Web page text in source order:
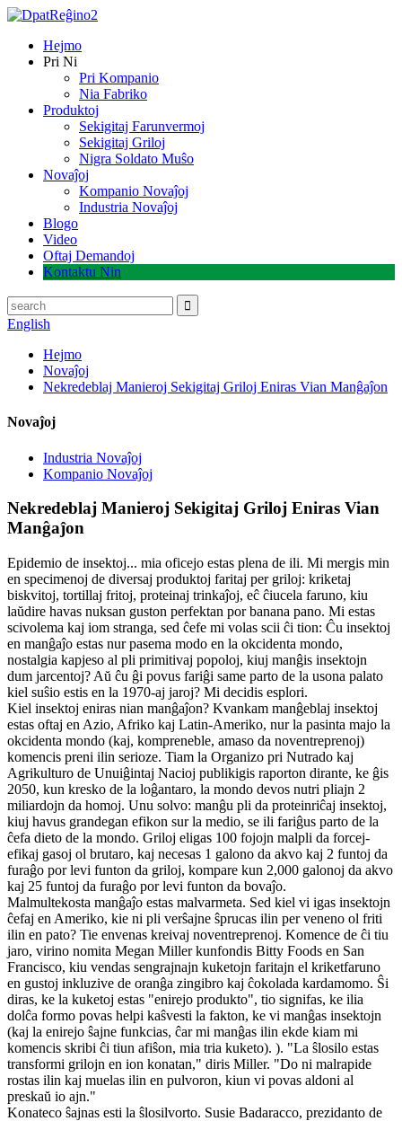
Hejmo
Pri Ni
Pri Kompanio
Nia Fabriko
Produktoj
Sekigitaj Farunvermoj
Sekigitaj Griloj
Nigra Soldato Muŝo
Novaĵoj
Kompanio Novaĵoj
Industria Novaĵoj
Blogo
Video
Oftaj Demandoj
Kontaktu Nin
English
Hejmo
Novaĵoj
Nekredeblaj Manieroj Sekigitaj Griloj Eniras Vian Manĝaĵon
Novaĵoj
Industria Novaĵoj
Kompanio Novaĵoj
Nekredeblaj Manieroj Sekigitaj Griloj Eniras Vian
Manĝaĵon
Epidemio de insektoj... mia oficejo estas plena de ili. Mi mergis min
en specimenoj de diversaj produktoj faritaj per griloj: kriketaj
biskvitoj, tortillaj fritoj, proteinaj trinkaĵoj, eĉ ĉiucela faruno, kiu
laŭdire havas nuksan guston perfektan por banana pano. Mi estas
scivolema kaj iom stranga, sed ĉefe mi volas scii ĉi tion: Ĉu insektoj
en manĝaĵo estas nur pasema modo en la okcidenta mondo,
nostalgia kapjeso al pli primitivaj popoloj, kiuj manĝis insektojn
dum jarcentoj? Aŭ ĉu ĝi povus fariĝi same parto de la usona palato
kiel suŝio estis en la 1970-aj jaroj? Mi decidis esplori.
Kiel insektoj eniras nian manĝaĵon? Kvankam manĝeblaj insektoj
estas oftaj en Azio, Afriko kaj Latin-Ameriko, nur la pasinta majo la
okcidenta mondo (kaj, kompreneble, amaso da noventreprenoj)
komencis preni ilin serioze. Tiam la Organizo pri Nutrado kaj
Agrikulturo de Unuiĝintaj Nacioj publikigis raporton dirante, ke ĝis
2050, kun kresko de la loĝantaro, la mondo devos nutri pliajn 2
miliardojn da homoj. Unu solvo: manĝu pli da proteinriĉaj insektoj,
kiuj havus grandegan efikon sur la medio, se ili fariĝus parto de la
ĉefa dieto de la mondo. Griloj eligas 100 fojojn malpli da forcej-
efikaj gasoj ol brutaro, kaj necesas 1 galono da akvo kaj 2 funtoj da
furaĝo por levi funton da griloj, kompare kun 2,000 galonoj da akvo
kaj 25 funtoj da furaĝo por levi funton da bovaĵo.
Malmultekosta manĝaĵo estas malvarmeta. Sed kiel vi igas insektojn
ĉefaj en Ameriko, kie ni pli verŝajne ŝprucas ilin per veneno ol friti
ilin en pato? Tie envenas kreivaj noventreprenoj. Komence de ĉi tiu
jaro, virino nomita Megan Miller kunfondis Bitty Foods en San
Francisco, kiu vendas sengrajnajn kuketojn faritajn el kriketfaruno
en gustoj inkluzive de oranĝa zingibro kaj ĉokolada kardamomo. Ŝi
diras, ke la kuketoj estas "enirejo produkto", tio signifas, ke ilia
dolĉa formo povas helpi kaŝvesti la fakton, ke vi manĝas insektojn
(kaj la enirejo ŝajne funkcias, ĉar mi manĝas ilin ekde kiam mi
komencis skribi ĉi tiun afiŝon, mia tria kuketo). ). "La ŝlosilo estas
transformi grilojn en ion konatan," diris Miller. "Do ni malrapide
rostas ilin kaj muelas ilin en pulvoron, kiun vi povas aldoni al
preskaŭ io ajn."
Konateco ŝajnas esti la ŝlosilvorto. Susie Badaracco, prezidanto de